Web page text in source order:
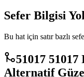
Sefer Bilgisi
Bu hat için satır bazlı
51017
Alternatif